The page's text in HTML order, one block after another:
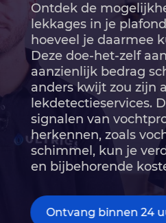
Ontdek de
lekkages in je
hoeveel je daarmee
Deze doe-het-zelf
aanzienlijk bedrag
anders kwijt zou zijn
lekdetectieservices.​
signalen van
herkennen, zoals
schimmel, kun je
en bijbehorende
Ontvang binnen 24